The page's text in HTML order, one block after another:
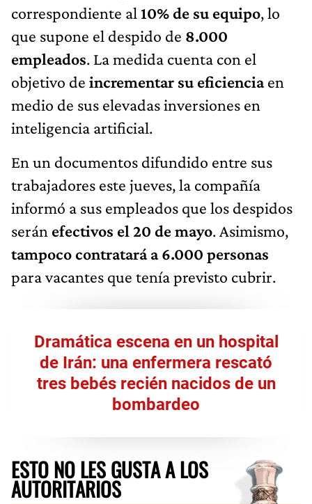
correspondiente al 10% de su equipo, lo
que supone el despido de 8.000
empleados. La medida cuenta con el
objetivo de incrementar su eficienciaen
medio de sus elevadas inversiones en
inteligencia artificial.
En un documentos difundido entre sus
trabajadores este jueves, la compañía
informó a sus empleados que los despidos
serán efectivos el 20 de mayo. Asimismo,
tampoco contratará a 6.000 personas
para vacantes que tenía previsto cubrir.
Dramática escena en un hospital
de Irán: una enfermera rescató
tres bebés recién nacidos de un
bombardeo
ESTO NO LES GUSTA A LOS
AUTORITARIOS